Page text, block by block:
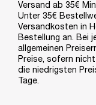
Versand ab 35€
Unter 35€
Versandkosten in
Bestellung an. Bei
allgemeinen
Preise, sofern
die niedrigsten
Tage.